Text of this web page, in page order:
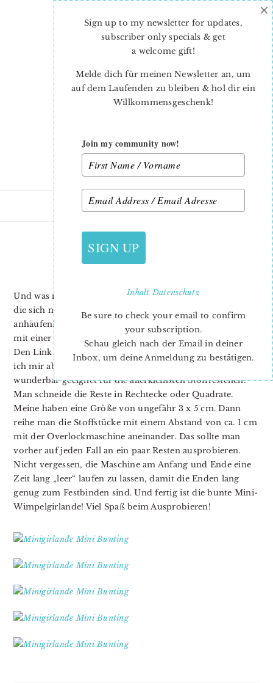
Und was nur anstellen mit den endlos vielen Stoffresten,
die sich neben allen anderen Dingen seit Jahren bei mir
anhäufen? Vor einiger Zeit habe ich einen schönen Blog
mit einer wunderbaren Idee zu diesem Thema entdeckt.
Den Link kann ich leider nicht wiederfinden, die Idee habe
ich mir aber gemerkt, denn sie ist denkbar einfach, und
wunderbar geeignet für die allerkleinsten Stoffrestchen:
Man schneide die Reste in Rechtecke oder Quadrate.
Meine haben eine Größe von ungefähr 3 x 5 cm. Dann
reihe man die Stoffstücke mit einem Abstand von ca. 1 cm
mit der Overlockmaschine aneinander. Das sollte man
vorher auf jeden Fall an ein paar Resten ausprobieren.
Nicht vergessen, die Maschine am Anfang und Ende eine
Zeit lang „leer“ laufen zu lassen, damit die Enden lang
genug zum Festbinden sind. Und fertig ist die bunte Mini-
Wimpelgirlande! Viel Spaß beim Ausprobieren!
Sign up to my newsletter for updates,
subscriber only specials & get
a welcome gift!
Melde dich für meinen Newsletter an, um
auf dem Laufenden zu bleiben & hol dir ein
Willkommensgeschenk!
Join my community now!
SIGN UP
InhaltDatenschutz
Be sure to check your email to confirm
your subscription.
Schau gleich nach der Email in deiner
Inbox, um deine Anmeldung zu bestätigen.
×